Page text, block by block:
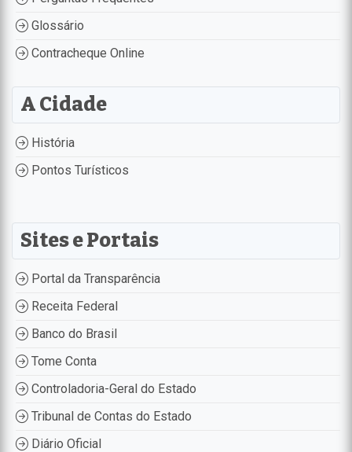
Glossário
Contracheque Online
A Cidade
História
Pontos Turísticos
Sites e Portais
Portal da Transparência
Receita Federal
Banco do Brasil
Tome Conta
Controladoria-Geral do Estado
Tribunal de Contas do Estado
Diário Oficial